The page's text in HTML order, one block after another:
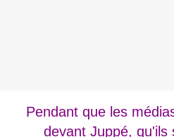
Pendant que les
devant Juppé, qu'ils